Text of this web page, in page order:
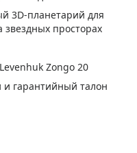
3D-планетарий для
звездных просторах
Zongo 20
и гарантийный талон